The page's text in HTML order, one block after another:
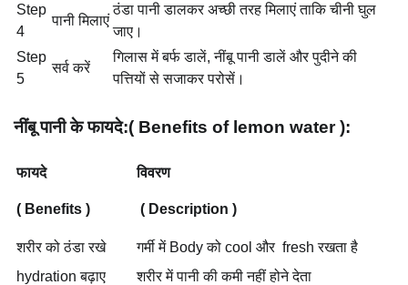
Step
4
पानी मिलाएं
ठंडा पानी डालकर अच्छी तरह मिलाएं ताकि चीनी घुल
जाए।
Step
5
सर्व करें
गिलास में बर्फ डालें, नींबू पानी डालें और पुदीने की
पत्तियों से सजाकर परोसें।
नींबू पानी के फायदे:( Benefits of lemon water ):
फायदे
( Benefits )
विवरण
( Description )
शरीर को ठंडा रखे
गर्मी में Body को cool और fresh रखता है
hydration बढ़ाए
शरीर में पानी की कमी नहीं होने देता